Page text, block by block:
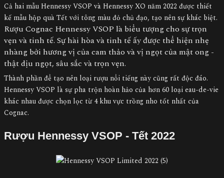
Cả hai mẫu Hennessy VSOP và Hennessy XO năm 2022 được thiết
kế mẫu hộp quà Tết với tông màu đỏ chủ đạo, tạo nên sự khác biệt.
Rượu Cognac Hennessy VSOP là biểu tượng cho sự trọn
vẹn và tinh tế. Sự hài hòa và tinh tế ấy được thể hiện nhẹ
nhàng bởi hương vị của cam thảo và vị ngọt của mật ong -
thật dịu ngọt, sâu sắc và trọn vẹn.
Thành phần để tạo nên loại rượu nổi tiếng này cũng rất độc đáo.
Hennessy VSOP là sự pha trộn hoàn hảo của hơn 60 loại eau-de-vie
khác nhau được chọn lọc từ 4 khu vực trồng nho tốt nhất của
Cognac.
Rượu Hennessy VSOP - Tết 2022